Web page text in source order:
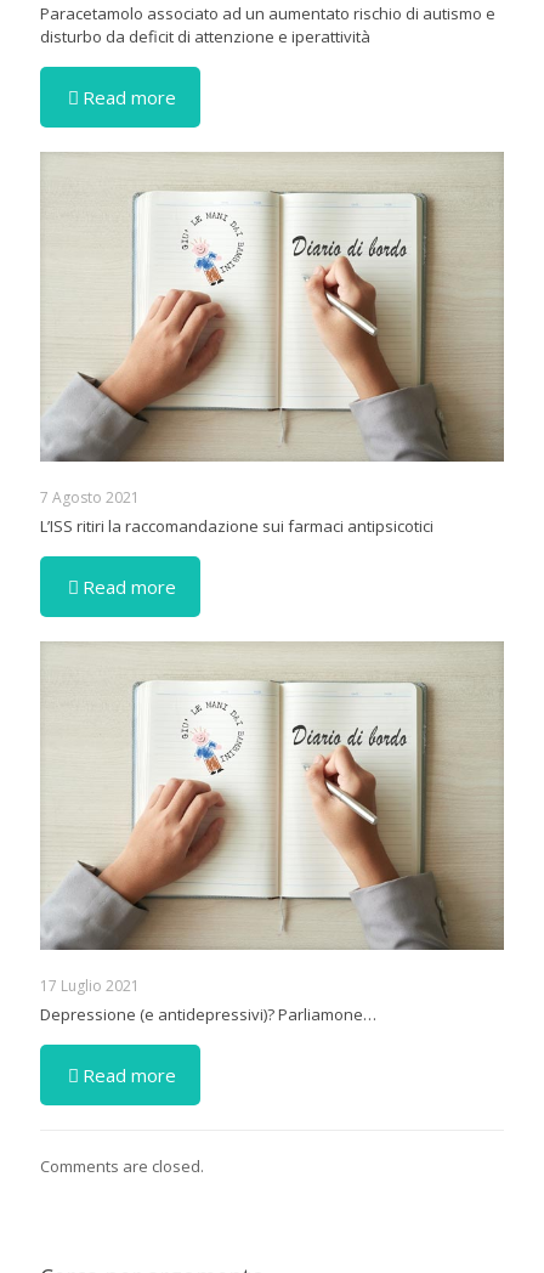
Paracetamolo associato ad un aumentato rischio di autismo e
disturbo da deficit di attenzione e iperattività
Read more
7 Agosto 2021
L’ISS ritiri la raccomandazione sui farmaci antipsicotici
Read more
17 Luglio 2021
Depressione (e antidepressivi)? Parliamone…
Read more
Comments are closed.